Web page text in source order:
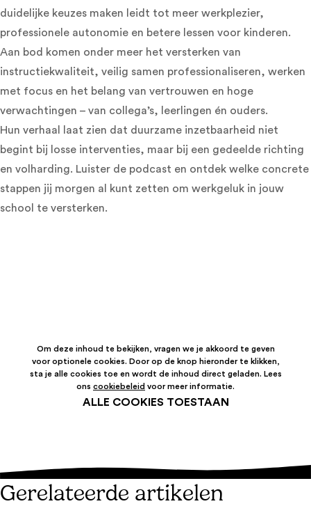
duidelijke keuzes maken leidt tot meer werkplezier,
professionele autonomie en betere lessen voor kinderen.
Aan bod komen onder meer het versterken van
instructiekwaliteit, veilig samen professionaliseren, werken
met focus en het belang van vertrouwen en hoge
verwachtingen – van collega’s, leerlingen én ouders.
Hun verhaal laat zien dat duurzame inzetbaarheid niet
begint bij losse interventies, maar bij een gedeelde richting
en volharding. Luister de podcast en ontdek welke concrete
stappen jij morgen al kunt zetten om werkgeluk in jouw
school te versterken.
Om deze inhoud te bekijken, vragen we je akkoord te geven
voor optionele cookies. Door op de knop hieronder te klikken,
sta je alle cookies toe en wordt de inhoud direct geladen. Lees
ons cookiebeleid voor meer informatie.
ALLE COOKIES TOESTAAN
Gerelateerde artikelen